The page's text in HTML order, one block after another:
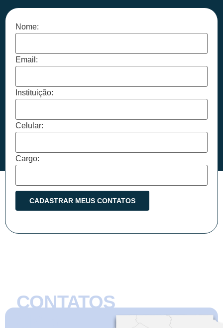
Nome:
Email:
Instituição:
Celular:
Cargo:
CONTATOS